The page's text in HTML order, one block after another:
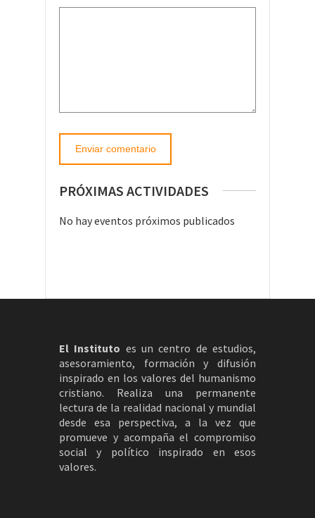
PRÓXIMAS ACTIVIDADES
No hay eventos próximos publicados
El Instituto es un centro de estudios,
asesoramiento, formación y difusión
inspirado en los valores del humanismo
cristiano. Realiza una permanente
lectura de la realidad nacional y mundial
desde esa perspectiva, a la vez que
promueve y acompaña el compromiso
social y político inspirado en esos
valores.